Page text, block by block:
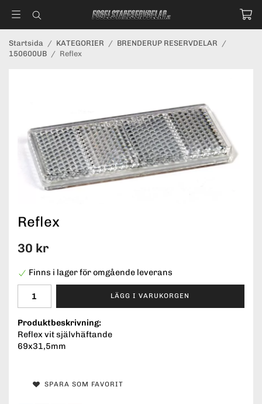
Startsida / KATEGORIER / BRENDERUP RESERVDELAR /
150600UB / Reflex
Reflex
30 kr
Finns i lager för omgående leverans
LÄGG I VARUKORGEN
Produktbeskrivning:
Reflex vit självhäftande
69x31,5mm
SPARA SOM FAVORIT